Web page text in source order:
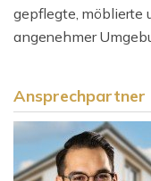
gepflegte, möblierte
angenehmer
Ansprechpartner